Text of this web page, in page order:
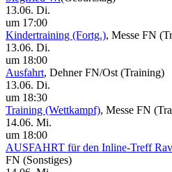
13.06. Di.
um 17:00
Kindertraining (Fortg.), Messe FN
13.06. Di.
um 18:00
Ausfahrt, Dehner FN/Ost (Training)
13.06. Di.
um 18:30
Training (Wettkampf), Messe FN
14.06. Mi.
um 18:00
AUSFAHRT für den Inline-Treff
FN (Sonstiges)